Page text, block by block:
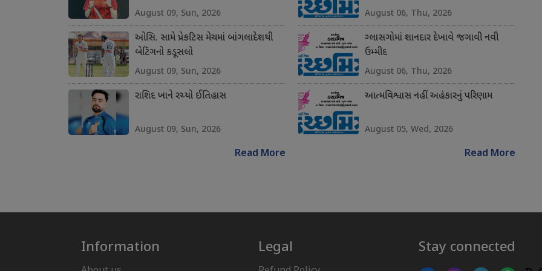
August 09, Sun, 2026
ઓસિ. સામે પ્રેકટિસ મેચમાં બાંગલાદેશથી
બેટિંગનો કડૂસલો
August 09, Sun, 2026
રાશિદ ખાને રચ્યો ઈતિહાસ
August 09, Sun, 2026
Read More
August 06, Thu, 2026
ગ્લાસગોમાં શાનદાર દેખાવે જગાવી નવી
ઉમ્મીદ
August 06, Thu, 2026
આત્મવિશ્વાસ નહીં અહંકારનું પરિણામ
August 05, Wed, 2026
Read More
Information Legal Stay connected